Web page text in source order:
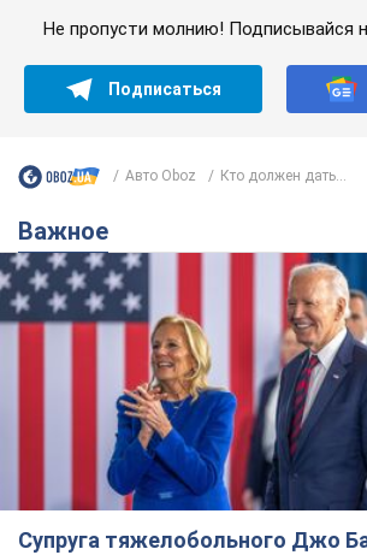
Не пропусти молнию! Подписывайся
Подписаться
Авто Oboz Кто должен дать...
Важное
Супруга тяжелобольного Джо